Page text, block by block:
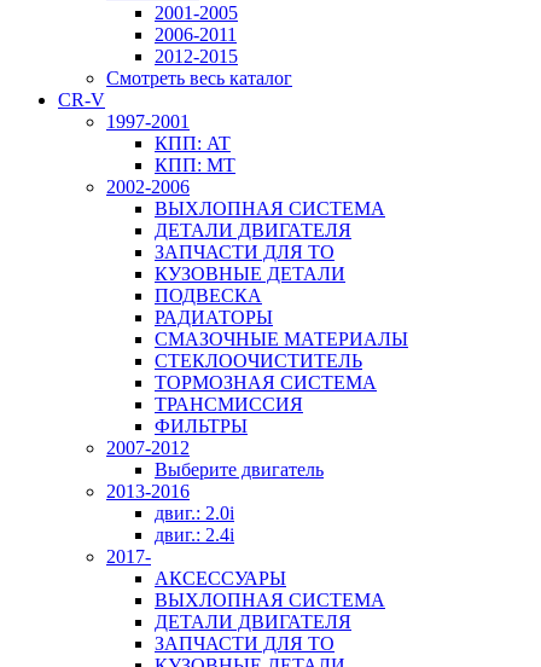
2001-2005
2006-2011
2012-2015
Смотреть весь каталог
CR-V
1997-2001
КПП: AT
КПП: MT
2002-2006
ВЫХЛОПНАЯ СИСТЕМА
ДЕТАЛИ ДВИГАТЕЛЯ
ЗАПЧАСТИ ДЛЯ ТО
КУЗОВНЫЕ ДЕТАЛИ
ПОДВЕСКА
РАДИАТОРЫ
СМАЗОЧНЫЕ МАТЕРИАЛЫ
СТЕКЛООЧИСТИТЕЛЬ
ТОРМОЗНАЯ СИСТЕМА
ТРАНСМИССИЯ
ФИЛЬТРЫ
2007-2012
Выберите двигатель
2013-2016
двиг.: 2.0i
двиг.: 2.4i
2017-
АКСЕССУАРЫ
ВЫХЛОПНАЯ СИСТЕМА
ДЕТАЛИ ДВИГАТЕЛЯ
ЗАПЧАСТИ ДЛЯ ТО